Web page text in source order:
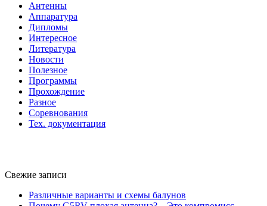
Антенны
Аппаратура
Дипломы
Интересное
Литература
Новости
Полезное
Программы
Прохождение
Разное
Соревнования
Тех. документация
Свежие записи
Различные варианты и схемы балунов